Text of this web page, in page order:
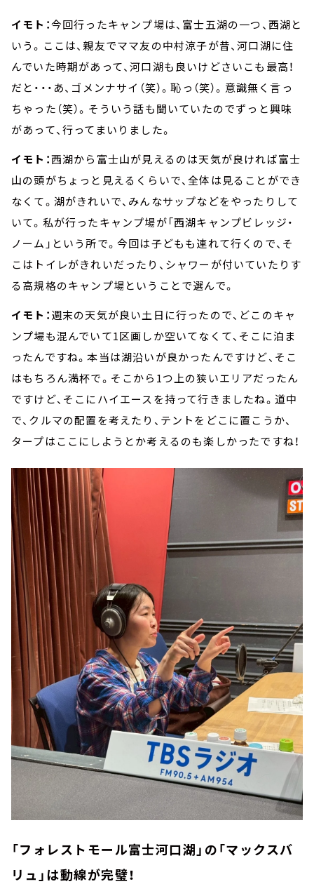
イモト：今回行ったキャンプ場は、富士五湖の一つ、西湖と
いう。ここは、親友でママ友の中村涼子が昔、河口湖に住
んでいた時期があって、河口湖も良いけどさいこも最高！
だと・・・あ、ゴメンナサイ（笑）。恥っ（笑）。意識無く言っ
ちゃった（笑）。そういう話も聞いていたのでずっと興味
があって、行ってまいりました。
イモト：西湖から富士山が見えるのは天気が良ければ富士
山の頭がちょっと見えるくらいで、全体は見ることができ
なくて。湖がきれいで、みんなサップなどをやったりして
いて。私が行ったキャンプ場が「西湖キャンプビレッジ・
ノーム」という所で。今回は子どもも連れて行くので、そ
こはトイレがきれいだったり、シャワーが付いていたりす
る高規格のキャンプ場ということで選んで。
イモト：週末の天気が良い土日に行ったので、どこのキャ
ンプ場も混んでいて1区画しか空いてなくて、そこに泊ま
ったんですね。本当は湖沿いが良かったんですけど、そこ
はもちろん満杯で。そこから1つ上の狭いエリアだったん
ですけど、そこにハイエースを持って行きましたね。道中
で、クルマの配置を考えたり、テントをどこに置こうか、
タープはここにしようとか考えるのも楽しかったですね！
「フォレストモール富士河口湖」の「マックスバ
リュ」は動線が完璧！